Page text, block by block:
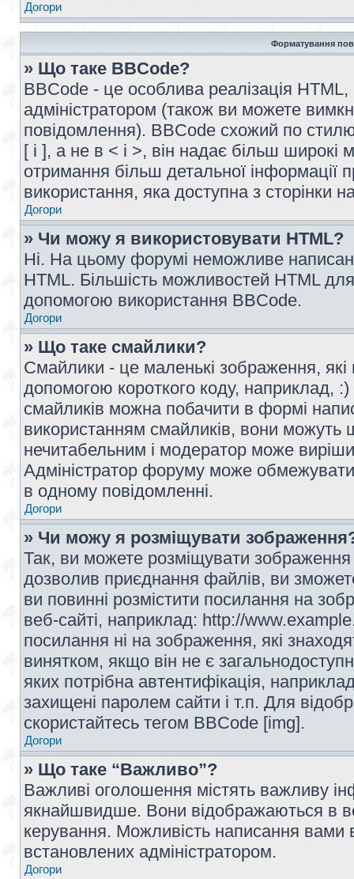
Догори
Форматування
» Що таке BBCode?
BBCode - це особлива реалізація
адміністратором (також ви можете
повідомлення). BBCode схожий по
[ і ], а не в < і >, він надає більш
отримання більш детальної інформації
використання, яка доступна з сторінки
Догори
» Чи можу я використовувати HTML?
Ні. На цьому форумі неможливе
HTML. Більшість можливостей HTML
допомогою використання BBCode.
Догори
» Що таке смайлики?
Смайлики - це маленькі зображення, які
допомогою короткого коду, наприклад,
смайликів можна побачити в формі
використанням смайликів, вони
нечитабельним і модератор може
Адміністратор форуму може обмежувати
в одному повідомленні.
Догори
» Чи можу я розміщувати
Так, ви можете розміщувати
дозволив приєднання файлів, ви
ви повинні розмістити посилання на
веб-сайті, наприклад: http://
посилання ні на зображення, які
винятком, якщо він не є
яких потрібна автентифікація,
захищені паролем сайти і т.п. Для
скористайтесь тегом BBCode [img].
Догори
» Що таке “Важливо”?
Важливі оголошення містять важливу
якнайшвидше. Вони відображаються в
керування. Можливість написання
встановлених адміністратором.
Догори